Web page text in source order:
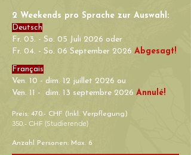
2 Weekends pro Sprache zur Auswahl:
Deutsch
​Fr. 03. - So. 05 Juli 2026 oder
Fr. 04. - So. 06 September 2026 Abgesagt!
Français
Ven. 10 - dim. 12 juillet 2026 ou
Ven. 11 - dim. 13 septembre 2026 Annulé!
Preis: 470.- CHF (Inkl. Verpflegung)
350.- CHF (Studierende)
Anzahl Personen: Max. 6